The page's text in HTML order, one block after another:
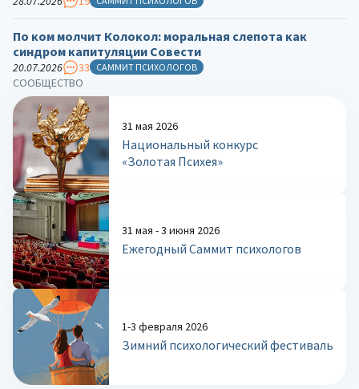
СООБЩЕСТВО
31 мая 2026
Национальный конкурс
«Золотая Психея»
31 мая - 3 июня 2026
Ежегодный Саммит психологов
1-3 февраля 2026
Зимний психологический фестиваль
По ком молчит Колокол: моральная слепота как
синдром капитуляции Совести
20.07.2026 33 САММИТ ПСИХОЛОГОВ